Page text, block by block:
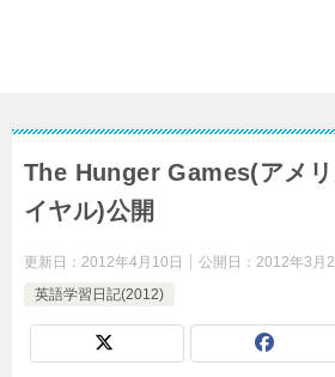
The Hunger Games(アメリ
イヤル)公開
更新日： 2012年4月10日 公開日： 2012年3月
英語学習日記(2012)